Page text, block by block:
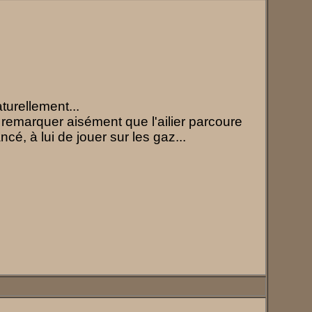
aisément que l'ailier parcoure
à lui de jouer sur les gaz...